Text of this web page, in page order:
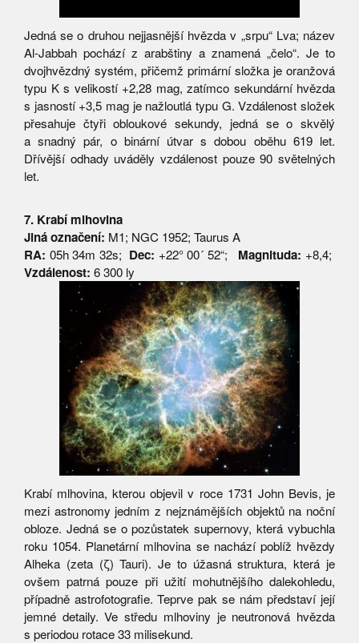
Jedná se o druhou nejjasnější hvězda v „srpu“ Lva; název
Al-Jabbah pochází z arabštiny a znamená „čelo“. Je to
dvojhvězdný systém, přičemž primární složka je oranžová
typu K s velikostí +2,28 mag, zatímco sekundární hvězda
s jasností +3,5 mag je nažloutlá typu G. Vzdálenost složek
přesahuje čtyři obloukové sekundy, jedná se o skvělý
a snadný pár, o binární útvar s dobou oběhu 619 let.
Dřívější odhady uváděly vzdálenost pouze 90 světelných
let.
7. Krabí mlhovina
Jiná označení: M1; NGC 1952; Taurus A
RA: 05h 34m 32s; Dec: +22° 00´ 52“; Magnituda: +8,4;
Vzdálenost: 6 300 ly
Krabí mlhovina, kterou objevil v roce 1731 John Bevis, je
mezi astronomy jedním z nejznámějších objektů na noční
obloze. Jedná se o pozůstatek supernovy, která vybuchla
roku 1054. Planetární mlhovina se nachází poblíž hvězdy
Alheka (zeta (ζ) Tauri). Je to úžasná struktura, která je
ovšem patrná pouze při užití mohutnějšího dalekohledu,
případně astrofotografie. Teprve pak se nám představí její
jemné detaily. Ve středu mlhoviny je neutronová hvězda
s periodou rotace 33 milisekund.